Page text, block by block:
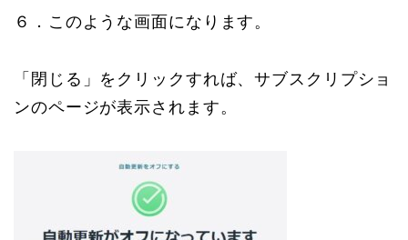
６．このような画面になります。
「閉じる」をクリックすれば、サブスクリプショ
ンのページが表示されます。